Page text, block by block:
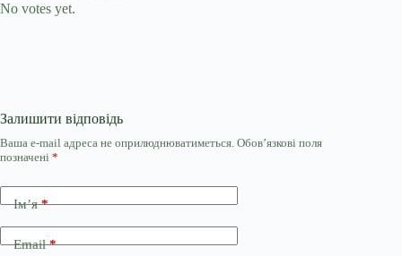
No votes yet.
Залишити відповідь
Ваша e-mail адреса не оприлюднюватиметься. Обов’язкові поля
позначені *
Ім’я*
Email*